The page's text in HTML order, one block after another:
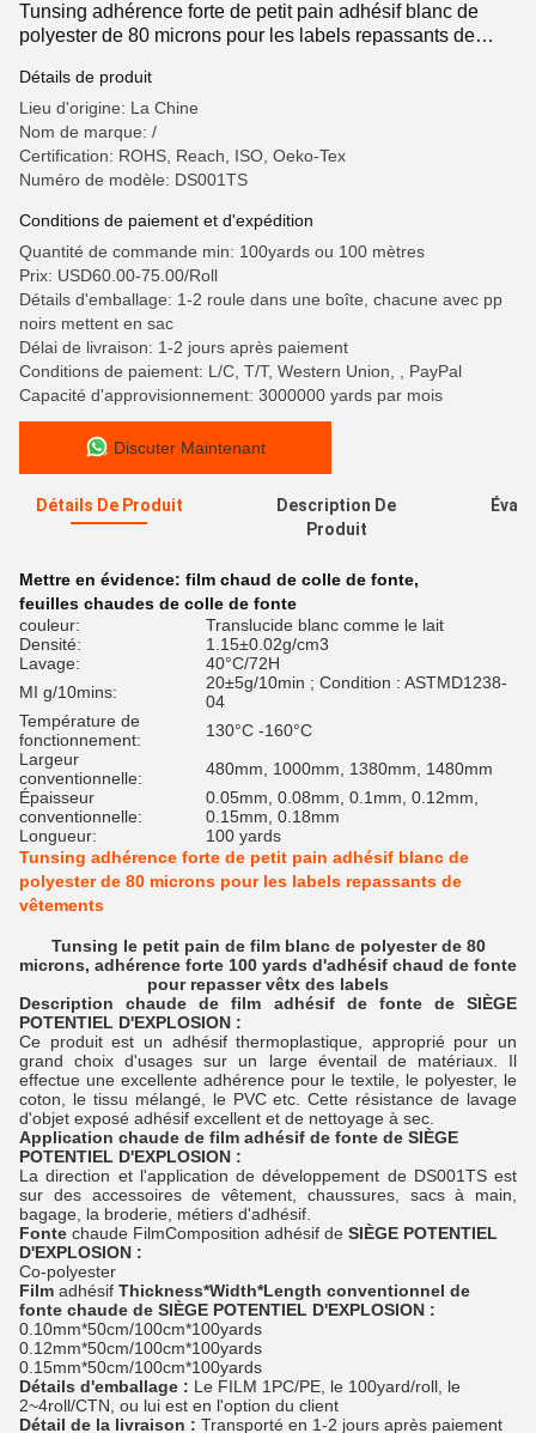
Tunsing adhérence forte de petit pain adhésif blanc de
polyester de 80 microns pour les labels repassants de
Détails de produit
Lieu d'origine: La Chine
Nom de marque: /
Certification: ROHS, Reach, ISO, Oeko-Tex
Numéro de modèle: DS001TS
Conditions de paiement et d'expédition
Quantité de commande min: 100yards ou 100 mètres
Prix: USD60.00-75.00/Roll
Détails d'emballage: 1-2 roule dans une boîte, chacune avec pp
noirs mettent en sac
Délai de livraison: 1-2 jours après paiement
Conditions de paiement: L/C, T/T, Western Union, , PayPal
Capacité d'approvisionnement: 3000000 yards par mois
Discuter Maintenant
Détails De Produit
Description De
Produit
Mettre en évidence: film chaud de colle de fonte,
feuilles chaudes de colle de fonte
couleur:
Translucide blanc comme le lait
Densité:
1.15±0.02g/cm3
Lavage:
40°C/72H
MI g/10mins:
20±5g/10min ; Condition : ASTMD1238-
04
Température de
fonctionnement:
130°C -160°C
Largeur
conventionnelle:
480mm, 1000mm, 1380mm, 1480mm
Épaisseur
conventionnelle:
0.05mm, 0.08mm, 0.1mm, 0.12mm,
0.15mm, 0.18mm
Longueur:
100 yards
Tunsing adhérence forte de petit pain adhésif blanc de
polyester de 80 microns pour les labels repassants de
vêtements
Tunsing le petit pain de film blanc de polyester de 80
microns, adhérence forte 100 yards d'adhésif chaud de fonte
pour repasser vêtx des labels
Description
chaude de film adhésif de fonte de SIÈGE
POTENTIEL D'EXPLOSION :
Ce produit est un adhésif thermoplastique, approprié pour un
grand choix d'usages sur un large éventail de matériaux. Il
effectue une excellente adhérence pour le textile, le polyester, le
coton, le tissu mélangé, le PVC etc. Cette résistance de lavage
d'objet exposé adhésif excellent et de nettoyage à sec.
Application chaude de film adhésif de fonte de SIÈGE
POTENTIEL D'EXPLOSION :
La direction et l'application de développement de DS001TS est
sur des accessoires de vêtement, chaussures, sacs à main,
bagage, la broderie, métiers d'adhésif.
Fonte chaude FilmComposition adhésif de SIÈGE POTENTIEL
D'EXPLOSION :
Co-polyester
Film adhésif Thickness*Width*Length conventionnel de
fonte chaude de SIÈGE POTENTIEL D'EXPLOSION :
0.10mm*50cm/100cm*100yards
0.12mm*50cm/100cm*100yards
0.15mm*50cm/100cm*100yards
Détails d'emballage : Le FILM 1PC/PE, le 100yard/roll, le
2~4roll/CTN, ou lui est en l'option du client
Détail de la livraison : Transporté en 1-2 jours après paiement